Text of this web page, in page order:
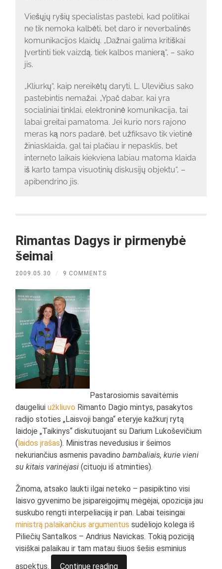
Viešųjų ryšių specialistas pastebi, kad politikai
ne tik nemoka kalbėti, bet daro ir neverbalinės
komunikacijos klaidų. „Dažnai galima kritiškai
įvertinti tiek vaizdą, tiek kalbos manierą“, – sako
jis.
„Kliurkų“, kaip nereikėtų daryti, L. Ulevičius sako
pastebintis nemažai. „Ypač dabar, kai yra
socialiniai tinklai, elektroninė komunikacija, tai
labai greitai pamatoma. Jei kurio nors rajono
meras ką nors padarė, bet užfiksavo tik vietinė
žiniasklaida, gal tai plačiau ir nepasklis, bet
interneto laikais kiekviena labiau matoma klaida
iš karto tampa visuotinių diskusijų objektu“, –
apibendrino jis.
Rimantas Dagys ir pirmenybė
šeimai
2009.05.30 / 9 COMMENTS
Pastarosiomis savaitėmis
daugeliuiužkliuvo Rimanto Dagio mintys, pasakytos
radijo stoties „Laisvoji banga“ eteryje kažkurį rytą
laidoje „Taikinys“ diskutuojant su Darium Lukoševičium
( laidos įrašas). Ministras nevedusius ir šeimos
nekuriančius asmenis pavadinobambaliais, kurie vieni
su kitais varinėjasi (cituoju iš atminties).
Žinoma, atsako laukti ilgai neteko – pasipiktino visi
laisvo gyvenimo be įsipareigojimų mėgėjai, opozicija jau
suskubo rengti interpeliaciją ir pan. Labai teisingai
ministrą palaikančius argumentus sudėliojo kolega iš
Piliečių Santalkos – Andrius Navickas. Tokią poziciją
visiškai palaikau ir tam matau šiuos šešis esminius
aspektus.
Continue reading